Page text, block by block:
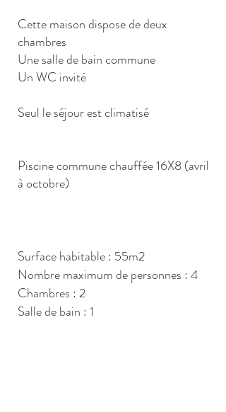
Cette maison dispose de deux
chambres
Une salle de bain commune
Un WC invité
Seul le séjour est climatisé
Piscine commune chauffée 16X8 (avril
à octobre)
Surface habitable : 55m2
Nombre maximum de personnes : 4
Chambres : 2
Salle de bain : 1